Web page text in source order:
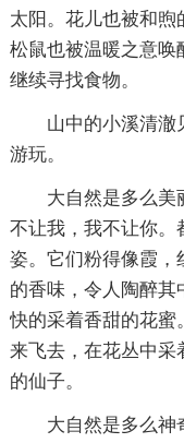
太阳。花儿也被和煦
松鼠也被温暖之意唤
继续寻找食物。
山中的小溪清澈
游玩。
大自然是多么美
不让我，我不让你。
姿。它们粉得像霞，
的香味，令人陶醉其
快的采着香甜的花蜜
来飞去，在花丛中采
的仙子。
大自然是多么神